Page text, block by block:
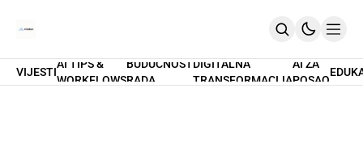
Home
VIJESTI
AI TIPS &
WORKFLOWS
BUDUĆNOST
RADA
DIGITALNA
TRANSFORMACIJA
AI ZA
POSAO